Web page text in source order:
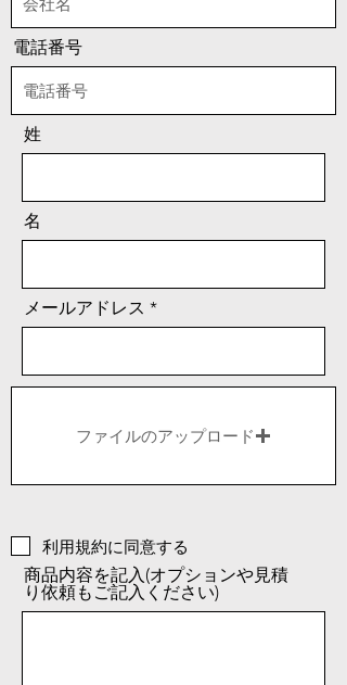
電話番号
姓
名
メールアドレス
ファイルのアップロード
利用規約に同意する
商品内容を記入(オプションや見積
り依頼もご記入ください)